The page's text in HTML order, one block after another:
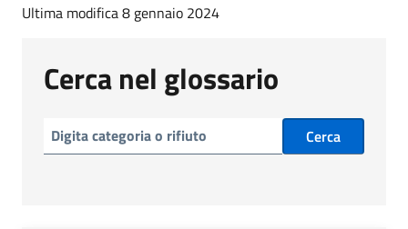
Ultima modifica 8 gennaio 2024
Cerca nel glossario
Cerca